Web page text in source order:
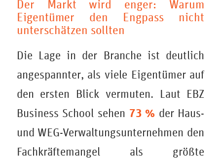
Der Markt wird enger: Warum
Eigentümer den Engpass nicht
unterschätzen sollten
Die Lage in der Branche ist deutlich
angespannter, als viele Eigentümer auf
den ersten Blick vermuten. Laut EBZ
Business School sehen 73 % der Haus-
und WEG-Verwaltungsunternehmen den
Fachkräftemangel als größte